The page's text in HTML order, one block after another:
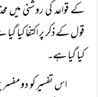
کے قواعد کی روشنی میں
قول کے ذکر پر اکتفا کیا
کیا گیا ہے۔
اس تفسیر کو دو